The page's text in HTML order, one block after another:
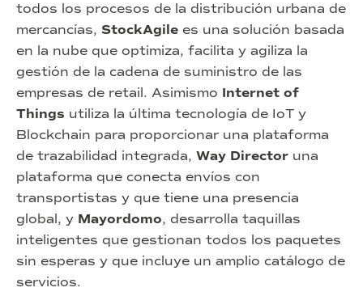
todos los procesos de la distribución urbana de
mercancías, StockAgile es una solución basada
en la nube que optimiza, facilita y agiliza la
gestión de la cadena de suministro de las
empresas de retail. Asimismo Internet of
Things utiliza la última tecnología de IoT y
Blockchain para proporcionar una plataforma
de trazabilidad integrada, Way Director una
plataforma que conecta envíos con
transportistas y que tiene una presencia
global, y Mayordomo, desarrolla taquillas
inteligentes que gestionan todos los paquetes
sin esperas y que incluye un amplio catálogo de
servicios.